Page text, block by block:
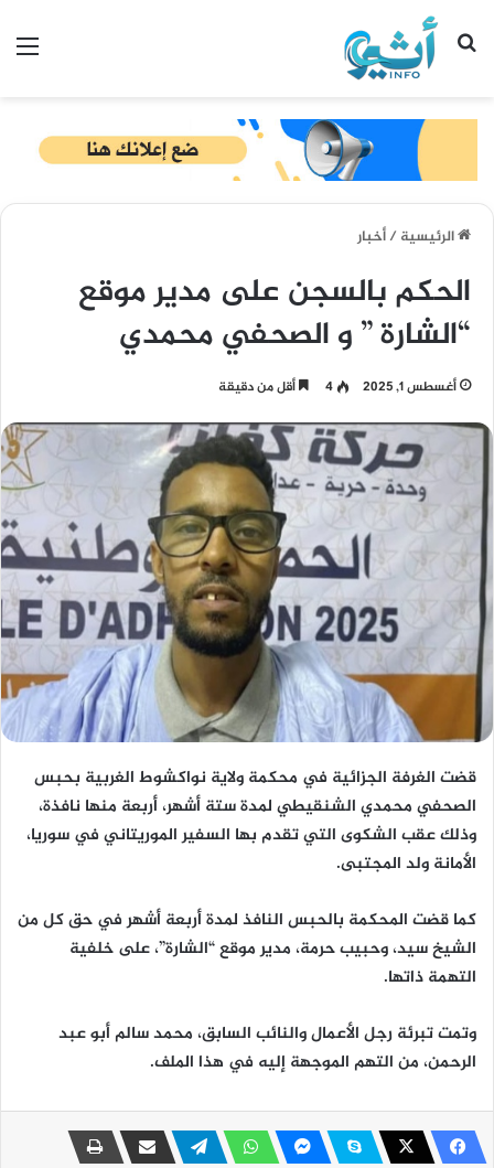
بحث عن
الرئيسية/أخبار
الحكم بالسجن على مدير موقع
“الشارة ” و الصحفي محمدي
أغسطس 1, 2025 4 أقل من دقيقة
قضت الغرفة الجزائية في محكمة ولاية نواكشوط الغربية بحبس
الصحفي محمدي الشنقيطي لمدة ستة أشهر، أربعة منها نافذة،
وذلك عقب الشكوى التي تقدم بها السفير الموريتاني في سوريا،
الأمانة ولد المجتبى.
كما قضت المحكمة بالحبس النافذ لمدة أربعة أشهر في حق كل من
الشيخ سيد، وحبيب حرمة، مدير موقع “الشارة”، على خلفية
التهمة ذاتها.
وتمت تبرئة رجل الأعمال والنائب السابق، محمد سالم أبو عبد
الرحمن، من التهم الموجهة إليه في هذا الملف.